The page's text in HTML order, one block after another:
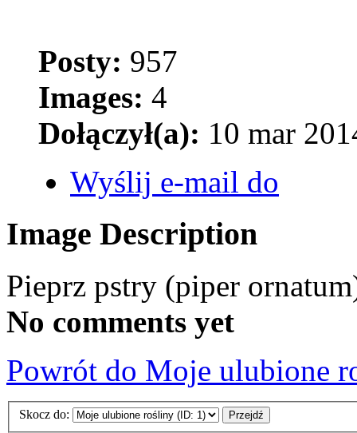
Posty: 957
Images: 4
Dołączył(a): 10 mar
Wyślij e-mail do
Image Description
Pieprz pstry (piper
No comments yet
Powrót do Moje ulubione
Skocz do: